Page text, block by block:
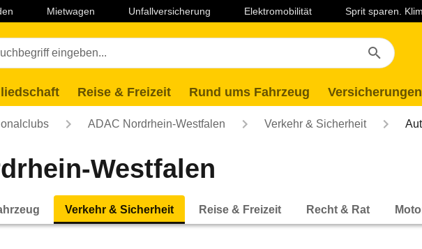
Mietwagen Unfallversicherung Elektromobilität Sprit sparen.
Reise & Freizeit Rund ums Fahrzeug
ADAC Nordrhein-Westfalen Verkehr & Sicherheit
Westfalen
Verkehr & Sicherheit Reise & Freizeit Recht & Rat